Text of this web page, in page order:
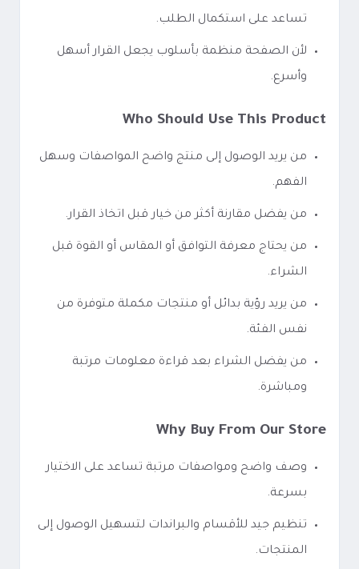
تساعد على استكمال الطلب.
لأن الصفحة منظمة بأسلوب يجعل القرار أسهل
وأسرع.
Who Should Use This Product
من يريد الوصول إلى منتج واضح المواصفات وسهل
الفهم.
من يفضل مقارنة أكثر من خيار قبل اتخاذ القرار.
من يحتاج معرفة التوافق أو المقاس أو القوة قبل
الشراء.
من يريد رؤية بدائل أو منتجات مكملة متوفرة من
نفس الفئة.
من يفضل الشراء بعد قراءة معلومات مرتبة
ومباشرة.
Why Buy From Our Store
وصف واضح ومواصفات مرتبة تساعد على الاختيار
بسرعة.
تنظيم جيد للأقسام والبراندات لتسهيل الوصول إلى
المنتجات.